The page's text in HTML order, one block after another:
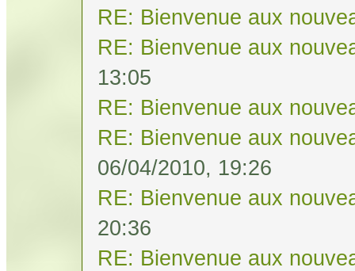
RE: Bienvenue aux
RE: Bienvenue aux
13:05
RE: Bienvenue aux
RE: Bienvenue aux
06/04/2010, 19:26
RE: Bienvenue aux
20:36
RE: Bienvenue aux